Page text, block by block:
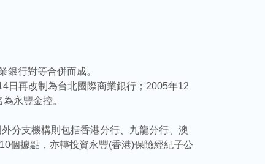
行對等合併而成。
日再改制為台北國際商業銀行；2005年12
永豐金控。
分支機構則包括香港分行、九龍分行、澳
個據點，亦轉投資永豐(香港)保險經紀子公